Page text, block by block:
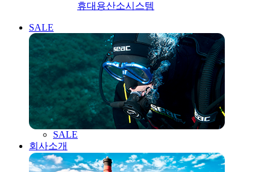
휴대용산소시스템
SALE
SALE
회사소개